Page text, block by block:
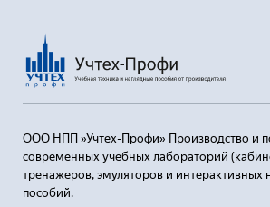
ООО НПП »Учтех-Профи» Производство и
современных учебных лабораторий
тренажеров, эмуляторов и интерактивных
пособий.